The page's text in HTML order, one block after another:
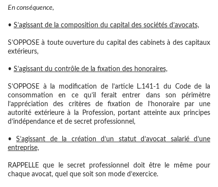
En conséquence,
• S’agissant de la composition du capital des sociétés d’avocats,
S’OPPOSE à toute ouverture du capital des cabinets à des capitaux
extérieurs,
• S’agissant du contrôle de la fixation des honoraires,
S’OPPOSE à la modification de l’article L.141-1 du Code de la
consommation en ce qu’il ferait entrer dans son périmètre
l’appréciation des critères de fixation de l’honoraire par une
autorité extérieure à la Profession, portant atteinte aux principes
d’indépendance et de secret professionnel,
•S’agissant de la création d’un statut d’avocat salarié d’une
entreprise,
RAPPELLE que le secret professionnel doit être le même pour
chaque avocat, quel que soit son mode d’exercice.